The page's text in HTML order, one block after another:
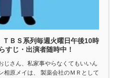
ＴＢＳ系列毎週火曜日午後10時
すじ・出演者随時中！
じさん、私家事やらなくてもいいん
相原メイは、 製薬会社のＭＲとして